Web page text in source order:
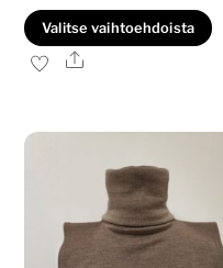
Valitse vaihtoehdoista
Ale